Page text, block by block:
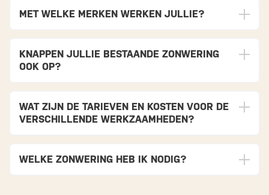
MET WELKE MERKEN WERKEN JULLIE?
KNAPPEN JULLIE BESTAANDE ZONWERING
OOK OP?
WAT ZIJN DE TARIEVEN EN KOSTEN VOOR DE
VERSCHILLENDE WERKZAAMHEDEN?
WELKE ZONWERING HEB IK NODIG?